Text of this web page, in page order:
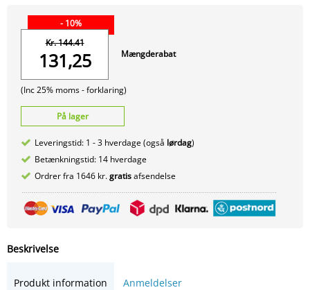
- 10%
Kr. 144.41
131,25
(Inc 25% moms -forklaring)
Mængderabat
På lager
Leveringstid: 1 - 3 hverdage (også lørdag)
Betænkningstid: 14 hverdage
Ordrer fra 1646 kr.gratisafsendelse
Beskrivelse
Produkt information Anmeldelser